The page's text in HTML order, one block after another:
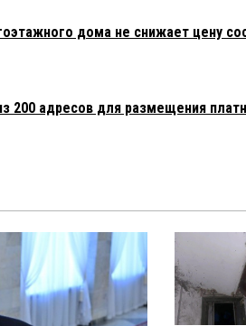
дома не снижает цену
200 адресов для размещения